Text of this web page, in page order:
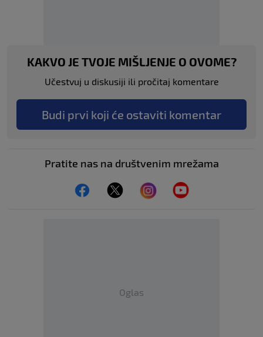
KAKVO JE TVOJE MIŠLJENJE O OVOME?
Učestvuj u diskusiji ili pročitaj komentare
Budi prvi koji će ostaviti komentar
Pratite nas na društvenim mrežama
Oglas